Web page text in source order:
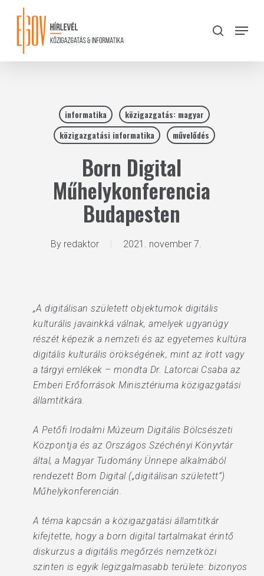
content
search
Menu
informatika
közigazgatás: magyar
közigazgatási informatika
művelődés
Born Digital
Műhelykonferencia
Budapesten
By redaktor 2021. november 7.
„A digitálisan született objektumok digitális
kulturális javainkká válnak, amelyek ugyanúgy
részét képezik a nemzeti és az egyetemes kultúra
digitális kulturális örökségének, mint az írott vagy
a tárgyi emlékek – mondta Dr. Latorcai Csaba az
Emberi Erőforrások Minisztériuma közigazgatási
államtitkára.
A Petőfi Irodalmi Múzeum Digitális Bölcsészeti
Központja és az Országos Széchényi Könyvtár
által, a Magyar Tudomány Ünnepe alkalmából
rendezett Born Digital („digitálisan született”)
Műhelykonferencián.
A téma kapcsán a közigazgatási államtitkár
kifejtette, hogy a born digital tartalmakat érintő
diskurzus a digitális megőrzés nemzetközi
szinten is egyik legizgalmasabb területe: bizonyos
Close